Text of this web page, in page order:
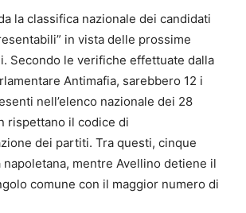
la classifica nazionale dei candidati
in vista delle prossime
Secondo le verifiche effettuate dalla
Antimafia, sarebbero 12 i
nell’elenco nazionale dei 28
rispettano il codice di
dei partiti. Tra questi, cinque
napoletana, mentre Avellino detiene il
comune con il maggior numero di